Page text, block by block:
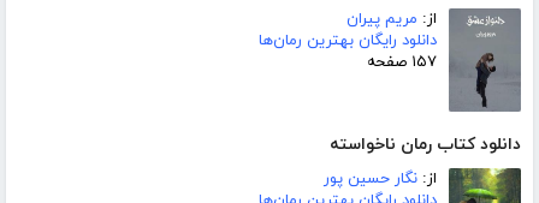
از: مریم پیران
دانلود رایگان بهترین رمان‌ها
۱۵۷ صفحه
دانلود کتاب رمان ناخواسته
از: نگار حسین پور